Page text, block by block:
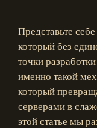
Представьте
который без
точки
именно такой
который
серверами в
этой статье мы